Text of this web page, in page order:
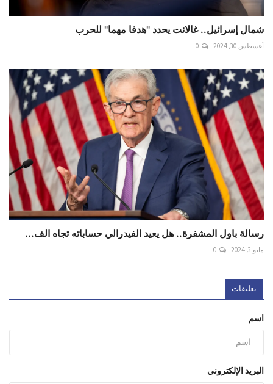
شمال إسرائيل.. غالانت يحدد "هدفا مهما" للحرب
أغسطس 30, 2024 0
رسالة باول المشفرة.. هل يعيد الفيدرالي حساباته تجاه الف...
مايو 3, 2024 0
تعليقات
اسم
البريد الإلكتروني